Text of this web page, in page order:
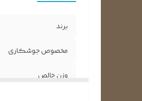
برند
مخصوص جوشکاری
وزن خالص